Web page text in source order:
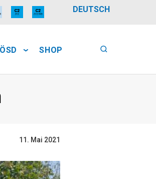
DEUTSCH
SHOP
11. Mai 2021